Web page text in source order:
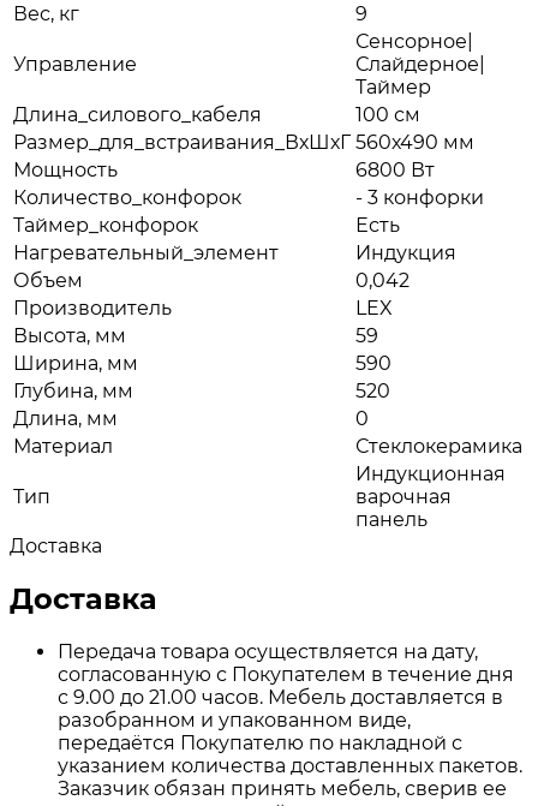
Вес, кг
9
Управление
Сенсорное|
Слайдерное|
Таймер
Длина_силового_кабеля
100 см
Размер_для_встраивания_ВхШхГ 560х490 мм
Мощность
6800 Вт
Количество_конфорок
- 3 конфорки
Таймер_конфорок
Есть
Нагревательный_элемент
Индукция
Объем
0,042
Производитель
LEX
Высота, мм
59
Ширина, мм
590
Глубина, мм
520
Длина, мм
0
Материал
Стеклокерамика
Тип
Индукционная
варочная
панель
Доставка
Доставка
Передача товара осуществляется на дату,
согласованную с Покупателем в течение дня
с 9.00 до 21.00 часов. Мебель доставляется в
разобранном и упакованном виде,
передаётся Покупателю по накладной с
указанием количества доставленных пакетов.
Заказчик обязан принять мебель, сверив ее